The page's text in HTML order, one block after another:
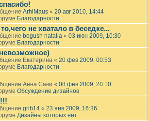
ArhiMaus « 20 авг 2010, 14:44
Благодарности
не хватало в беседке...
bogush natalia « 03 июн 2009, 10:30
Благодарности
Екатерина « 20 фев 2009, 00:53
Благодарности
Анна Сави « 08 фев 2009, 20:10
Обсуждение дизайнов
grib14 « 23 янв 2009, 16:36
Дизайны которых нет